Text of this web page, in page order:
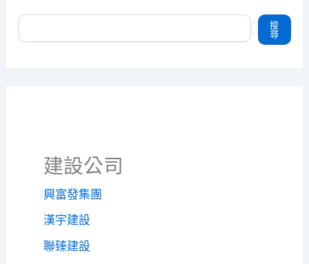
搜尋
搜
尋
建設公司
興富發集團
漢宇建設
聯臻建設